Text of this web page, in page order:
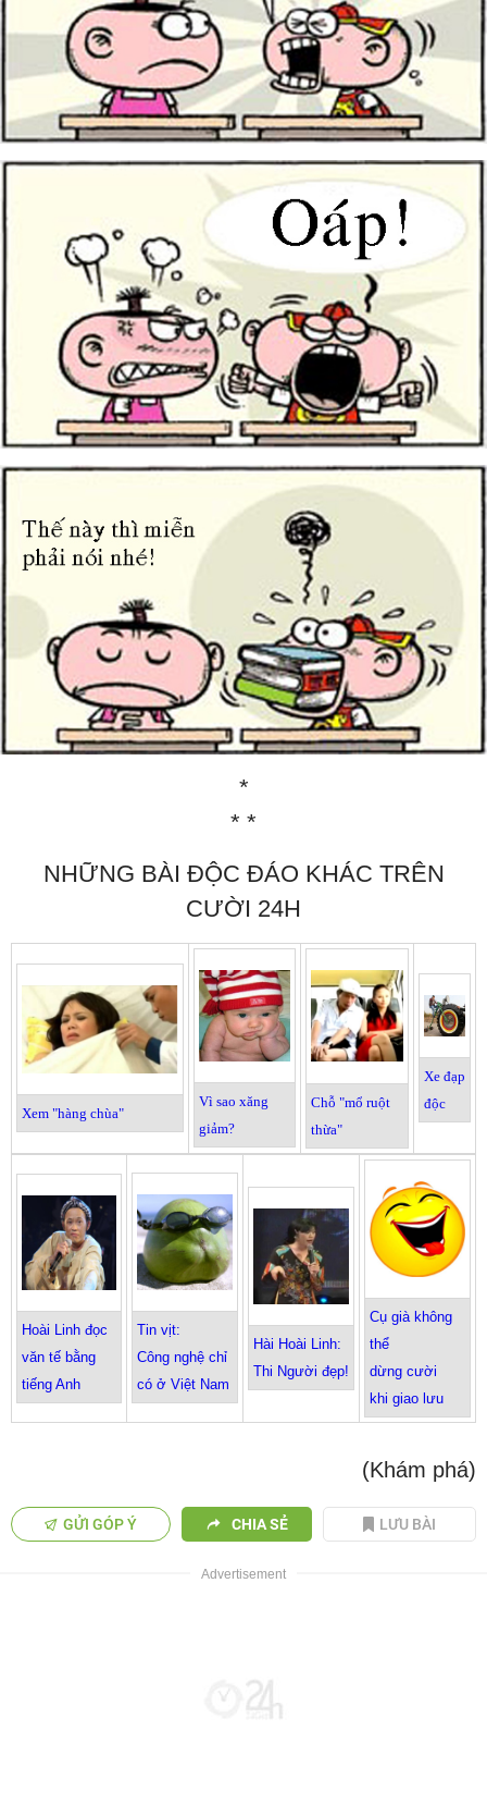
*
* *
NHỮNG BÀI ĐỘC ĐÁO KHÁC TRÊN
CƯỜI 24H
Xem "hàng chùa"
Vì sao xăng
giảm?
Chỗ "mổ ruột
thừa"
Xe đạp
độc
Hoài Linh đọc
văn tế bằng
tiếng Anh
Tin vịt:
Công nghệ chỉ
có ở Việt Nam
Hài Hoài Linh:
Thi Người đẹp!
Cụ già không
thể
dừng cười
khi giao lưu
(Khám phá)
GỬI GÓP Ý CHIA SẺ LƯU BÀI